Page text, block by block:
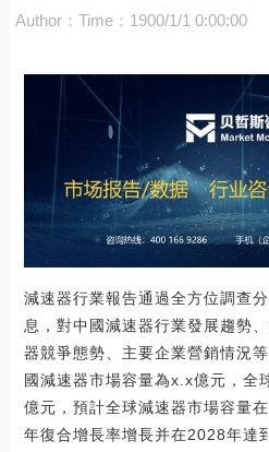
Author： Time：1900/1/1 0:00:00
減速器行業報告通過全方位調查
息，對中國減速器行業發展趨勢
器競爭態勢、主要企業營銷情況
國減速器市場容量為x.x億元，全
億元，預計全球減速器市場容量
年復合增長率增長并在2028年達